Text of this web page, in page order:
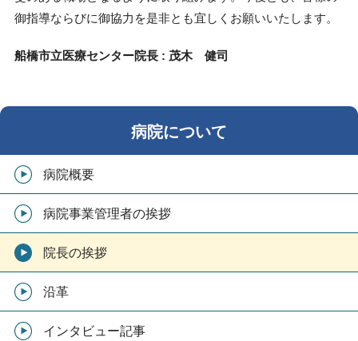
御指導ならびに御協力を是非とも宜しくお願いいたします。
船橋市立医療センター院長: 茂木 健司
病院について
病院概要
病院事業管理者の挨拶
院長の挨拶
沿革
インタビュー記事